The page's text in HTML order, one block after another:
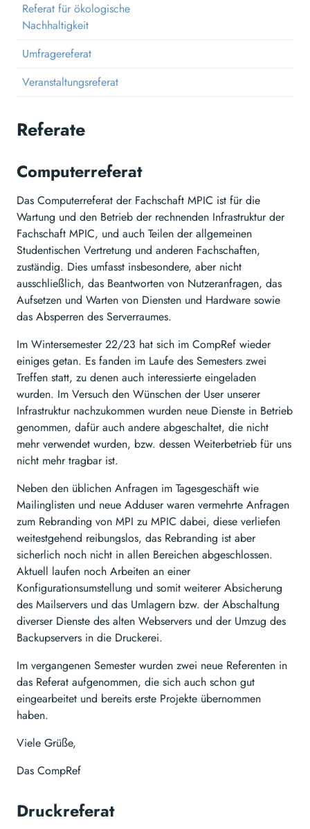
Referat für ökologische
Nachhaltigkeit
Umfragereferat
Veranstaltungsreferat
Referate
Computerreferat
Das Computerreferat der Fachschaft MPIC ist für die
Wartung und den Betrieb der rechnenden Infrastruktur der
Fachschaft MPIC, und auch Teilen der allgemeinen
Studentischen Vertretung und anderen Fachschaften,
zuständig. Dies umfasst insbesondere, aber nicht
ausschließlich, das Beantworten von Nutzeranfragen, das
Aufsetzen und Warten von Diensten und Hardware sowie
das Absperren des Serverraumes.
Im Wintersemester 22/23 hat sich im CompRef wieder
einiges getan. Es fanden im Laufe des Semesters zwei
Treffen statt, zu denen auch interessierte eingeladen
wurden. Im Versuch den Wünschen der User unserer
Infrastruktur nachzukommen wurden neue Dienste in Betrieb
genommen, dafür auch andere abgeschaltet, die nicht
mehr verwendet wurden, bzw. dessen Weiterbetrieb für uns
nicht mehr tragbar ist.
Neben den üblichen Anfragen im Tagesgeschäft wie
Mailinglisten und neue Adduser waren vermehrte Anfragen
zum Rebranding von MPI zu MPIC dabei, diese verliefen
weitestgehend reibungslos, das Rebranding ist aber
sicherlich noch nicht in allen Bereichen abgeschlossen.
Aktuell laufen noch Arbeiten an einer
Konfigurationsumstellung und somit weiterer Absicherung
des Mailservers und das Umlagern bzw. der Abschaltung
diverser Dienste des alten Webservers und der Umzug des
Backupservers in die Druckerei.
Im vergangenen Semester wurden zwei neue Referenten in
das Referat aufgenommen, die sich auch schon gut
eingearbeitet und bereits erste Projekte übernommen
haben.
Viele Grüße,
Das CompRef
Druckreferat